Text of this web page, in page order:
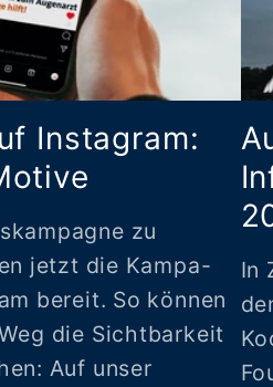
Instagram:
zu
jetzt die Kampa-
bereit. So können
die Sichtbarkeit
Auf unser
In